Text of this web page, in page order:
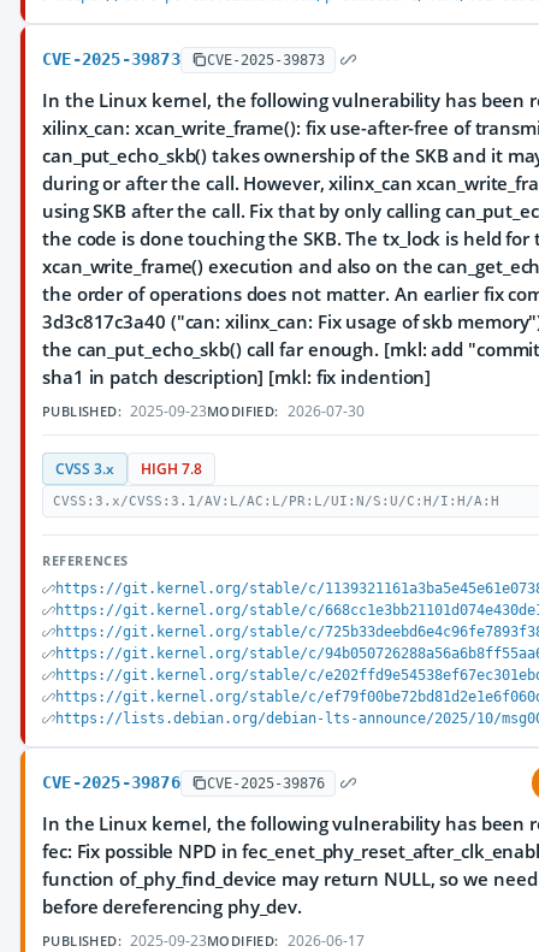
CVE-2025-39873 CVE-2025-39873
In the Linux kernel, the following vulnerability has been
xilinx_can: xcan_write_frame(): fix use-after-free of
can_put_echo_skb() takes ownership of the SKB and it
during or after the call. However, xilinx_can
using SKB after the call. Fix that by only calling
the code is done touching the SKB. The tx_lock is held
xcan_write_frame() execution and also on the
the order of operations does not matter. An earlier fix
3d3c817c3a40 ("can: xilinx_can: Fix usage of skb
the can_put_echo_skb() call far enough. [mkl: add
sha1 in patch description] [mkl: fix indention]
PUBLISHED: 2025-09-23MODIFIED: 2026-07-30
CVSS 3.x HIGH 7.8
CVSS:3.x/CVSS:3.1/AV:L/AC:L/PR:L/UI:N/S:U/C:H/I:H/A:H
REFERENCES
https://git.kernel.org/stable/c/
https://git.kernel.org/stable/c/
https://git.kernel.org/stable/c/
https://git.kernel.org/stable/c/
https://git.kernel.org/stable/c/
https://git.kernel.org/stable/c/
https://lists.debian.org/debian-lts-announce/2025/10/
CVE-2025-39876 CVE-2025-39876
In the Linux kernel, the following vulnerability has been
fec: Fix possible NPD in
function of_phy_find_device may return NULL, so we
before dereferencing phy_dev.
PUBLISHED: 2025-09-23MODIFIED: 2026-06-17